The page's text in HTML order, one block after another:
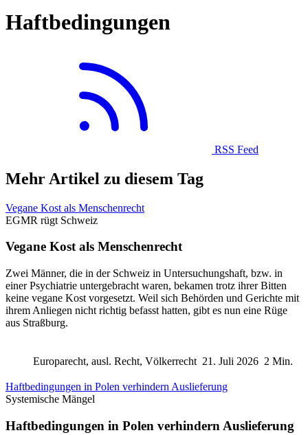
Haftbedingungen
RSS Feed
Mehr Artikel zu diesem Tag
Vegane Kost als Menschenrecht
EGMR rügt Schweiz
Vegane Kost als Menschenrecht
Zwei Männer, die in der Schweiz in Untersuchungshaft, bzw. in
einer Psychiatrie untergebracht waren, bekamen trotz ihrer Bitten
keine vegane Kost vorgesetzt. Weil sich Behörden und Gerichte mit
ihrem Anliegen nicht richtig befasst hatten, gibt es nun eine Rüge
aus Straßburg.
Europarecht, ausl. Recht, Völkerrecht 21. Juli 2026 2 Min.
Haftbedingungen in Polen verhindern Auslieferung
Systemische Mängel
Haftbedingungen in Polen verhindern Auslieferung